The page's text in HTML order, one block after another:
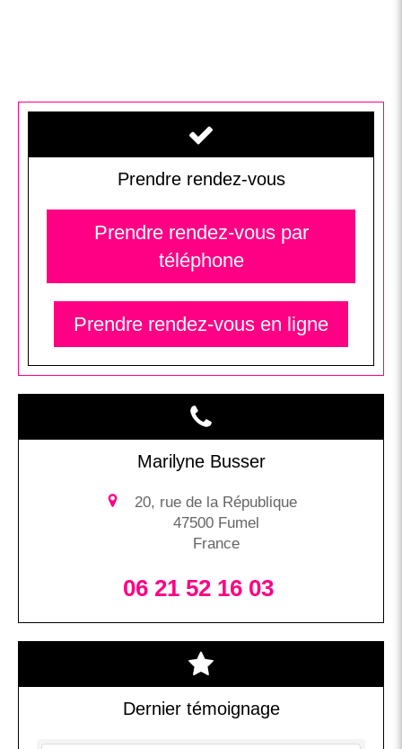
Prendre rendez-vous
Prendre rendez-vous par
téléphone
Prendre rendez-vous en ligne
Marilyne Busser
20, rue de la République
47500 Fumel
France
06 21 52 16 03
Dernier témoignage